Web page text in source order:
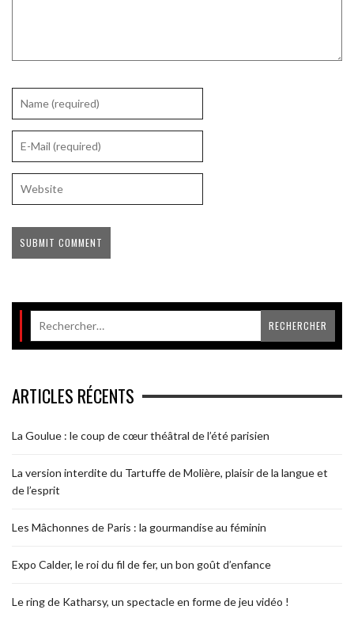
ARTICLES RÉCENTS
La Goulue : le coup de cœur théâtral de l’été parisien
La version interdite du Tartuffe de Molière, plaisir de la langue et
de l’esprit
Les Mâchonnes de Paris : la gourmandise au féminin
Expo Calder, le roi du fil de fer, un bon goût d’enfance
Le ring de Katharsy, un spectacle en forme de jeu vidéo !